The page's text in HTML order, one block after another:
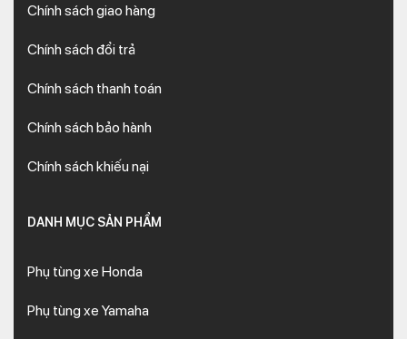
Chính sách giao hàng
Chính sách đổi trả
Chính sách thanh toán
Chính sách bảo hành
Chính sách khiếu nại
DANH MỤC SẢN PHẨM
Phụ tùng xe Honda
Phụ tùng xe Yamaha